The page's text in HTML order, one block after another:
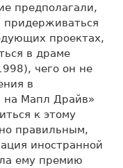
предполагали,
проектах,
в драме
чего он не
в
на Мапл Драйв»
к этому
правильным,
иностранной
ему премию